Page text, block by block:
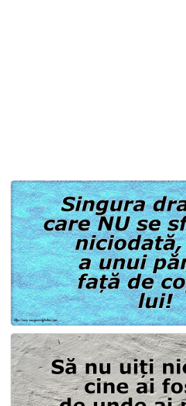
Felicitari muzicale personalizate
Felicitari animate
Invitatii personalizate
Conecteaza-te